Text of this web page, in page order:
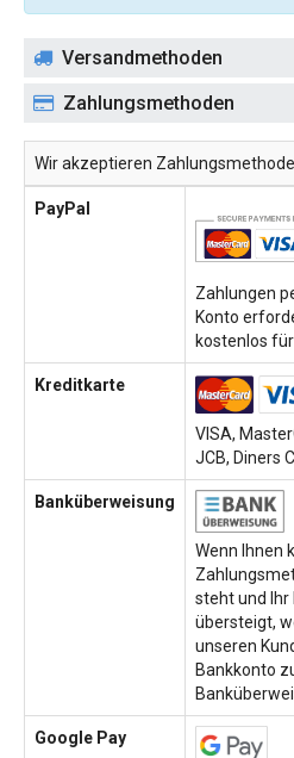
Versandmethoden
Zahlungsmethoden
Wir akzeptieren
PayPal
Zahlungen
Konto
kostenlos
Kreditkarte
VISA,
JCB, Diners
Banküberweisung
Wenn Ihnen
steht und Ihr
übersteigt,
unseren
Bankkonto
Google Pay